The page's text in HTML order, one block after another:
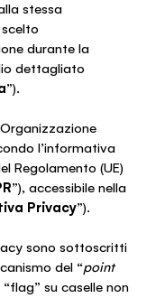
stessa
durante la
dettagliato
”).
l’informativa
Regolamento (UE)
”), accessibile nella
Privacy”).
sono sottoscritti
del “point
su caselle non